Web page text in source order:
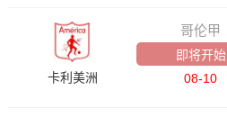
卡利美洲
哥伦甲
即将开始
08-10